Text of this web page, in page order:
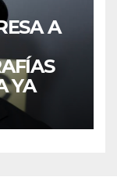
A
YA